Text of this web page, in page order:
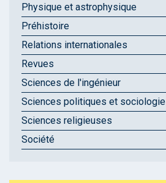
Physique et astrophysique
Préhistoire
Relations internationales
Revues
Sciences de l'ingénieur
Sciences politiques et sociologie
Sciences religieuses
Société